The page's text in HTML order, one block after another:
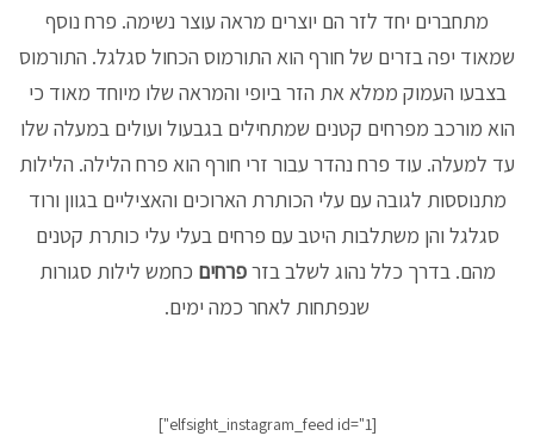
מתחברים יחד לזר הם יוצרים מראה עוצר נשימה. פרח נוסף
שמאוד יפה בזרים של חורף הוא התורמוס הכחול סגלגל. התורמוס
בצבעו העמוק ממלא את הזר ביופי והמראה שלו מיוחד מאוד כי
הוא מורכב מפרחים קטנים שמתחילים בגבעול ועולים במעלה שלו
עד למעלה. עוד פרח נהדר עבור זרי חורף הוא פרח הלילה. הלילות
מתנוססות לגובה עם עלי הכותרת הארוכים והאציליים בגוון ורוד
סגלגל והן משתלבות היטב עם פרחים בעלי עלי כותרת קטנים
מהם. בדרך כלל נהוג לשלב בזרפרחים כחמש לילות סגורות
שנפתחות לאחר כמה ימים.
[elfsight_instagram_feed id="1"]